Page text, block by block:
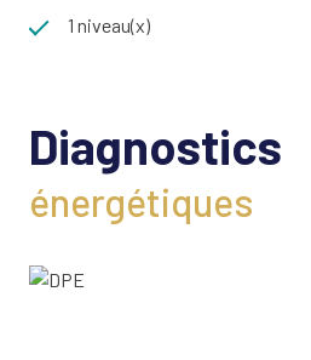
1 niveau(x)
Diagnostics
énergétiques